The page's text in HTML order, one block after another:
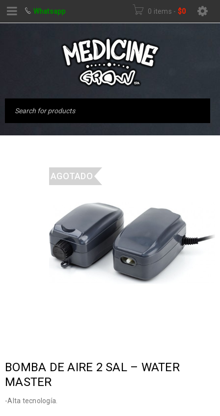
Whatsapp 0 items - $0
AGOTADO
BOMBA DE AIRE 2 SAL – WATER
MASTER
-Alta tecnología.